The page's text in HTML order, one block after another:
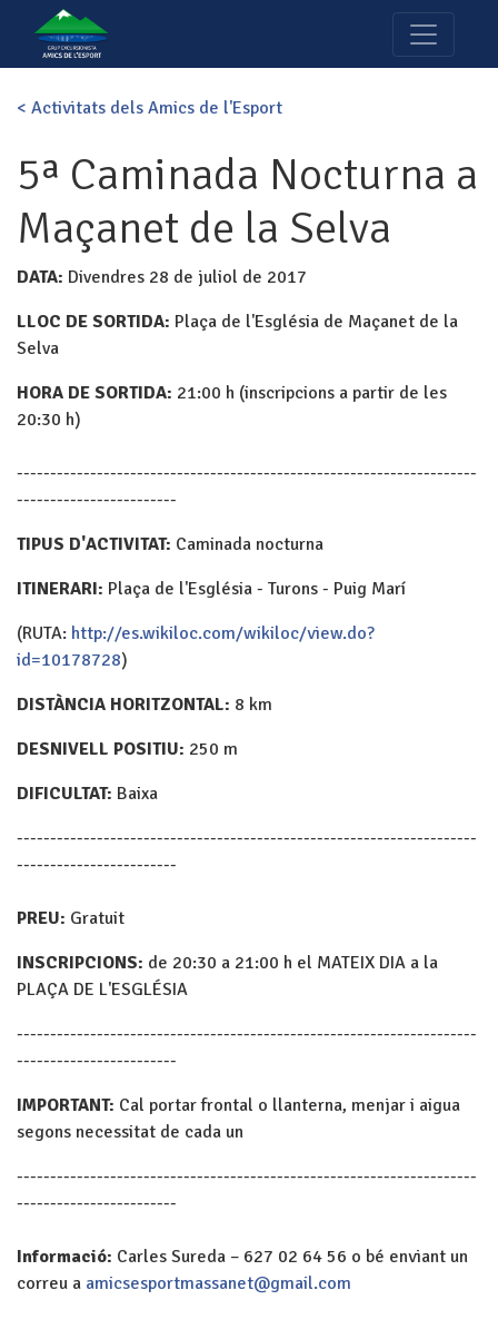
< Activitats dels Amics de l'Esport
5ª Caminada Nocturna a
Maçanet de la Selva
DATA: Divendres 28 de juliol de 2017
LLOC DE SORTIDA: Plaça de l'Església de Maçanet de la
Selva
HORA DE SORTIDA: 21:00 h (inscripcions a partir de les
20:30 h)
---------------------------------------------------------------------
------------------------
TIPUS D'ACTIVITAT: Caminada nocturna
ITINERARI: Plaça de l'Església - Turons - Puig Marí
(RUTA: http://es.wikiloc.com/wikiloc/view.do?
id=10178728)
DISTÀNCIA HORITZONTAL: 8 km
DESNIVELL POSITIU: 250 m
DIFICULTAT: Baixa
---------------------------------------------------------------------
------------------------
PREU: Gratuit
INSCRIPCIONS: de 20:30 a 21:00 h el MATEIX DIA a la
PLAÇA DE L'ESGLÉSIA
---------------------------------------------------------------------
------------------------
IMPORTANT: Cal portar frontal o llanterna, menjar i aigua
segons necessitat de cada un
---------------------------------------------------------------------
------------------------
Informació: Carles Sureda – 627 02 64 56 o bé enviant un
correu a amicsesportmassanet@gmail.com